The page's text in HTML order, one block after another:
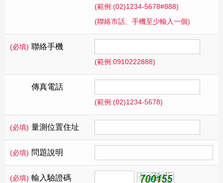
(範例:(02)1234-5678#888)
(聯絡市話、手機至少輸入一個)
(必填) 聯絡手機
(範例:0910222888)
傳真電話
(範例:(02)1234-5678)
(必填) 量測位置住址
(必填) 問題說明
(必填) 輸入驗證碼